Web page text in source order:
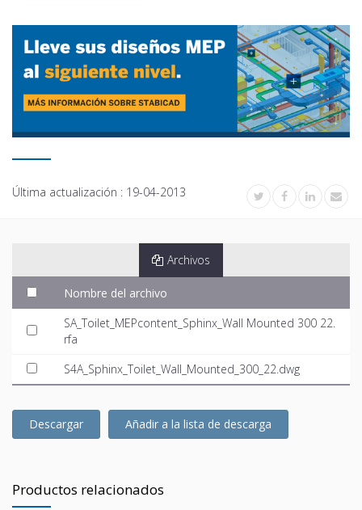
Última actualización : 19-04-2013
Archivos
Nombre del archivo
SA_Toilet_MEPcontent_Sphinx_Wall Mounted 300 22.
rfa
S4A_Sphinx_Toilet_Wall_Mounted_300_22.dwg
Descargar Añadir a la lista de descarga
Productos relacionados